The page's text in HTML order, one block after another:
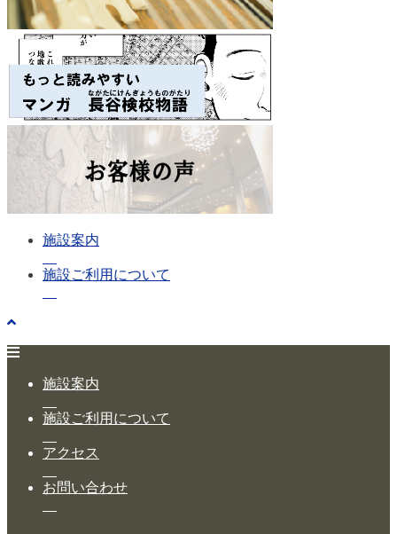
施設案内
施設ご利用について
施設案内
施設ご利用について
アクセス
お問い合わせ